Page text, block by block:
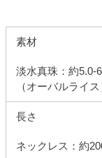
素材
淡水真珠：約5.0-
（オーバルライス
長さ
ネックレス：約